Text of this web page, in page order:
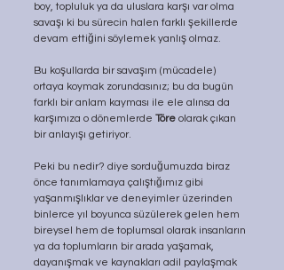
boy, topluluk ya da uluslara karşı var olma
savaşı ki bu sürecin halen farklı şekillerde
devam ettiğini söylemek yanlış olmaz.
Bu koşullarda bir savaşım (mücadele)
ortaya koymak zorundasınız; bu da bugün
farklı bir anlam kayması ile ele alınsa da
karşımıza o dönemlerde Töre olarak çıkan
bir anlayışı getiriyor.
Peki bu nedir? diye sorduğumuzda biraz
önce tanımlamaya çalıştığımız gibi
yaşanmışlıklar ve deneyimler üzerinden
binlerce yıl boyunca süzülerek gelen hem
bireysel hem de toplumsal olarak insanların
ya da toplumların bir arada yaşamak,
dayanışmak ve kaynakları adil paylaşmak